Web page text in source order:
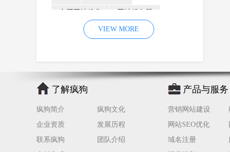
优化 网站降权
企业网站建设 效果 页面
网络营销 因素 网络公司
网站流量
百度优化 网站收录
网站seo 专业
VIEW MORE
了解疯狗
疯狗简介
疯狗文化
企业资质
发展历程
联系疯狗
团队介绍
产品与服务
营销网站建设
网站SEO优化
域名注册